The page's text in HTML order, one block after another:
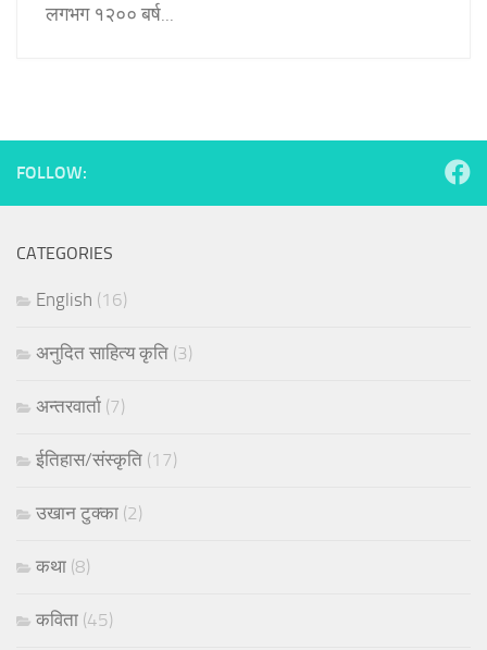
लगभग १२०० बर्ष...
FOLLOW:
CATEGORIES
English (16)
अनुदित साहित्य कृति (3)
अन्तरवार्ता (7)
ईतिहास/संस्कृति (17)
उखान टुक्का (2)
कथा (8)
कविता (45)